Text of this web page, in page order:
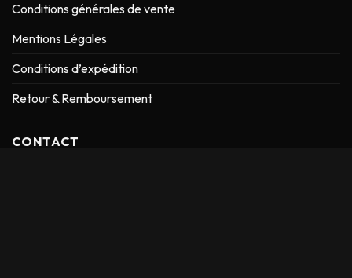
Conditions générales de vente
Mentions Légales
Conditions d’expédition
Retour & Remboursement
CONTACT